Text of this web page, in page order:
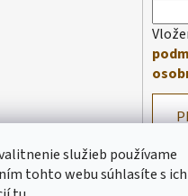
služieb používame
tohto webu súhlasíte s ich